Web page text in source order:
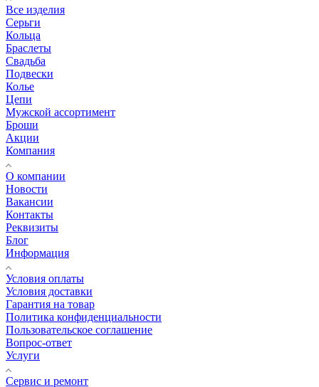
Все изделия
Серьги
Кольца
Браслеты
Свадьба
Подвески
Колье
Цепи
Мужской ассортимент
Броши
Акции
Компания
О компании
Новости
Вакансии
Контакты
Реквизиты
Блог
Информация
Условия оплаты
Условия доставки
Гарантия на товар
Политика конфиденциальности
Пользовательское соглашение
Вопрос-ответ
Услуги
Сервис и ремонт